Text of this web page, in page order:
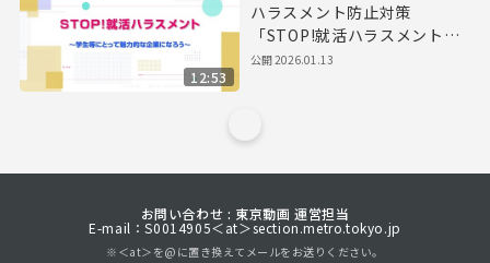
12:53
ハラスメント防止対策
「STOP!就活ハラスメント～
学生等にとって魅力的な企業
公開2026.01.13
お問い合わせ : 東京動画 運営担当
E-mail：S0014905＜at＞section.metro.tokyo.jp
※＜at＞を@に置き換えてメールをお送りください。